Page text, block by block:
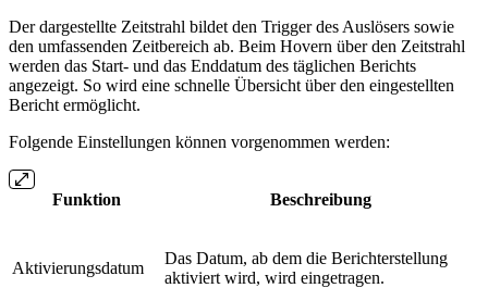
Der dargestellte Zeitstrahl bildet den Trigger des Auslösers sowie
den umfassenden Zeitbereich ab. Beim Hovern über den Zeitstrahl
werden das Start- und das Enddatum des täglichen Berichts
angezeigt. So wird eine schnelle Übersicht über den eingestellten
Bericht ermöglicht.
Folgende Einstellungen können vorgenommen werden:
Funktion Beschreibung
Aktivierungsdatum
Das Datum, ab dem die Berichterstellung
aktiviert wird, wird eingetragen.